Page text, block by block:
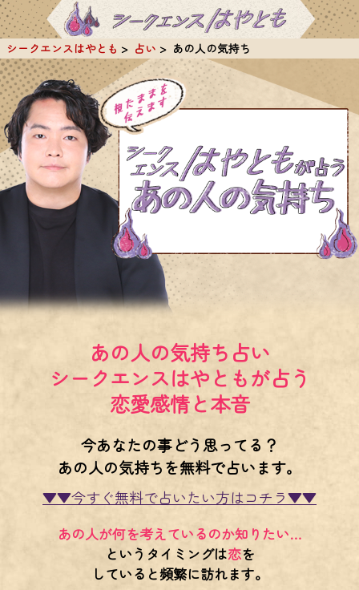
シークエンスはやとも 占い あの人の気持ち
あの人の気持ち占い
シークエンスはやともが占う
恋愛感情と本音
今あなたの事どう思ってる？
あの人の気持ちを無料で占います。
▼▼今すぐ無料で占いたい方はコチラ▼▼
あの人が何を考えているのか知りたい…
というタイミングは恋を
していると頻繁に訪れます。